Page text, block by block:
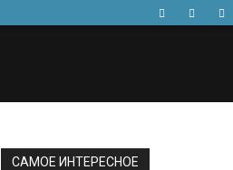
САМОЕ ИНТЕРЕСНОЕ